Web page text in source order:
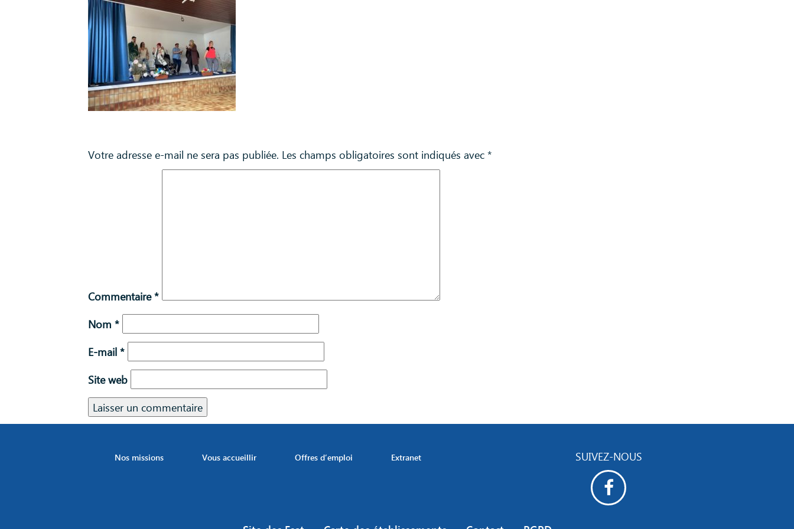
Votre adresse e-mail ne sera pas publiée. Les champs obligatoires sont indiqués avec*
Commentaire*
Nom*
E-mail*
Site web
Nos missions Vous accueillir Offres d’emploi Extranet SUIVEZ-NOUS